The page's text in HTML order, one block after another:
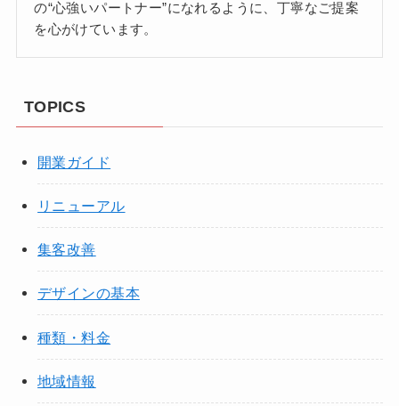
の“心強いパートナー”になれるように、丁寧なご提案
を心がけています。
TOPICS
開業ガイド
リニューアル
集客改善
デザインの基本
種類・料金
地域情報